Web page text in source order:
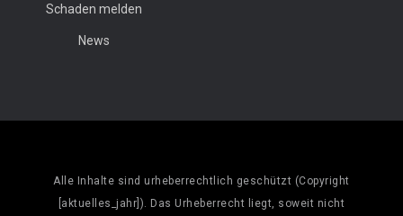
Schaden melden
News
Alle Inhalte sind urheberrechtlich geschützt (Copyright
[aktuelles_jahr]). Das Urheberrecht liegt, soweit nicht